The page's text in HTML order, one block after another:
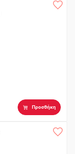
Προσθήκη